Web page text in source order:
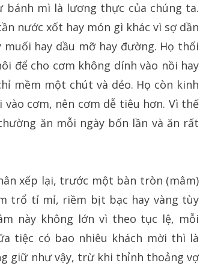
bánh mì là lương thực của chúng ta.
nước xốt hay món gì khác vì sợ dần
hay dầu mỡ hay đường. Họ thổi
để cho cơm không dính vào nồi hay
mềm một chút và dẻo. Họ còn kinh
cơm, nên cơm dễ tiêu hơn. Vì thế
ăn mỗi ngày bốn lần và ăn rất
xếp lại, trước một bàn tròn (mâm)
trổ tỉ mỉ, riềm bịt bạc hay vàng tùy
này không lớn vì theo tục lệ, mỗi
tiệc có bao nhiêu khách mời thì là
giữ như vậy, trừ khi thỉnh thoảng vợ